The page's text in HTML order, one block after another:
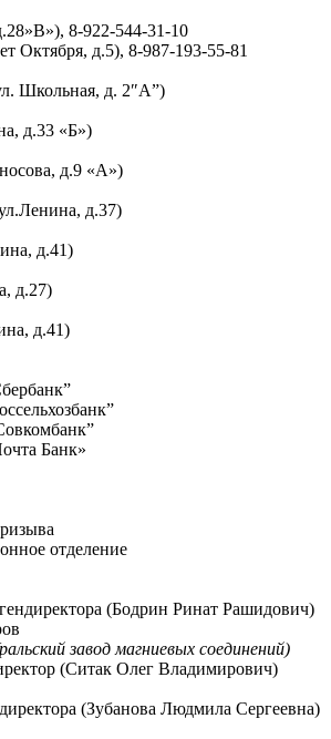
8-922-544-31-10
Октября, д.5), 8-987-193-55-81
Школьная, д. 2″А”)
д.33 «Б»)
д.9 «А»)
д.37)
д.41)
д.27)
д.41)
Банк»
отделение
(Бодрин Ринат Рашидович)
завод магниевых соединений)
(Ситак Олег Владимирович)
(Зубанова Людмила Сергеевна)